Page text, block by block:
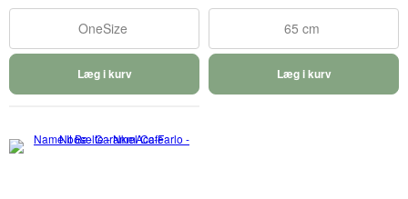
OneSize
Læg i kurv
65 cm
Læg i kurv